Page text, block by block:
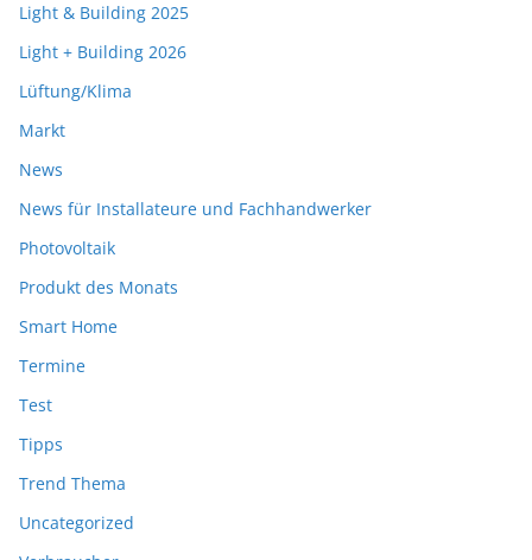
Light & Building 2025
Light + Building 2026
Lüftung/Klima
Markt
News
News für Installateure und Fachhandwerker
Photovoltaik
Produkt des Monats
Smart Home
Termine
Test
Tipps
Trend Thema
Uncategorized